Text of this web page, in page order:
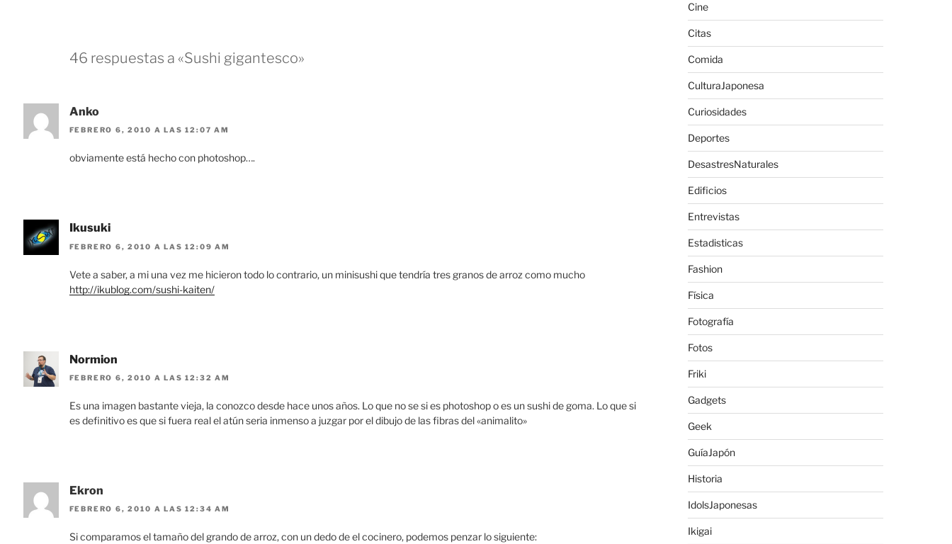
46 respuestas a «Sushi gigantesco»
Anko
FEBRERO 6, 2010 A LAS 12:07 AM
obviamente está hecho con photoshop….
Ikusuki
FEBRERO 6, 2010 A LAS 12:09 AM
Vete a saber, a mi una vez me hicieron todo lo contrario, un minisushi que tendría tres granos de arroz como mucho
http://ikublog.com/sushi-kaiten/
Normion
FEBRERO 6, 2010 A LAS 12:32 AM
Es una imagen bastante vieja, la conozco desde hace unos años. Lo que no se si es photoshop o es un sushi de goma. Lo que si
es definitivo es que si fuera real el atún seria inmenso a juzgar por el dibujo de las fibras del «animalito»
Ekron
FEBRERO 6, 2010 A LAS 12:34 AM
Si comparamos el tamaño del grando de arroz, con un dedo de el cocinero, podemos penzar lo siguiente:
Cine
Citas
Comida
CulturaJaponesa
Curiosidades
Deportes
DesastresNaturales
Edificios
Entrevistas
Estadisticas
Fashion
Física
Fotografía
Fotos
Friki
Gadgets
Geek
GuíaJapón
Historia
IdolsJaponesas
Ikigai